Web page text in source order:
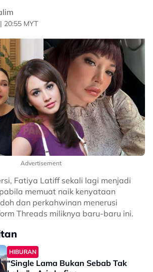
20:55 MYT
Advertisement
Fatiya Latiff sekali lagi menjadi
memuat naik kenyataan
dan perkahwinan menerusi
Threads miliknya baru-baru ini.
HIBURAN
“Single Lama Bukan Sebab Tak